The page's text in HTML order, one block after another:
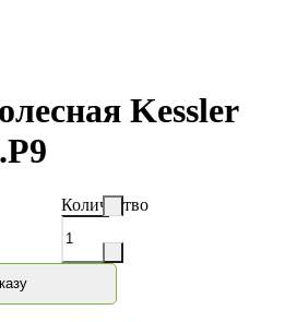
Kessler
Количество